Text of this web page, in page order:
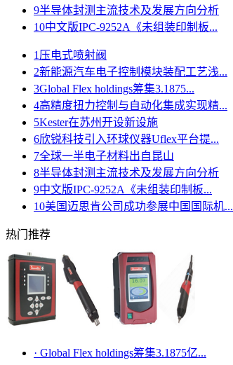
9半导体封测主流技术及发展方向分析
10中文版IPC-9252A《未组装印制板...
1 压电式喷射阀
2新能源汽车电子控制模块装配工艺浅...
3Global Flex holdings筹集3.1875...
4高精度扭力控制与自动化集成实现精...
5Kester在苏州开设新设施
6欣锐科技引入环球仪器Uflex平台提...
7全球一半电子材料出自昆山
8半导体封测主流技术及发展方向分析
9中文版IPC-9252A《未组装印制板...
10美国迈思肯公司成功参展中国国际机...
热门推荐
· Global Flex holdings筹集3.1875亿...